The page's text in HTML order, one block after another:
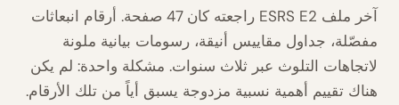
آخر ملف ESRS E2 راجعته كان 47 صفحة. أرقام انبعاثات
مفصّلة، جداول مقاييس أنيقة، رسومات بيانية ملونة
لاتجاهات التلوث عبر ثلاث سنوات. مشكلة واحدة: لم يكن
هناك تقييم أهمية نسبية مزدوجة يسبق أياً من تلك الأرقام.